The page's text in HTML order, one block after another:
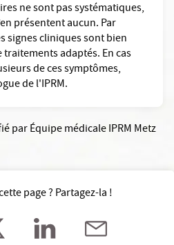
ne sont pas systématiques,
présentent aucun. Par
signes cliniques sont bien
adaptés. En cas
de ces symptômes,
de l'IPRM.
parÉquipe médicale IPRM Metz
page ? Partagez-la !